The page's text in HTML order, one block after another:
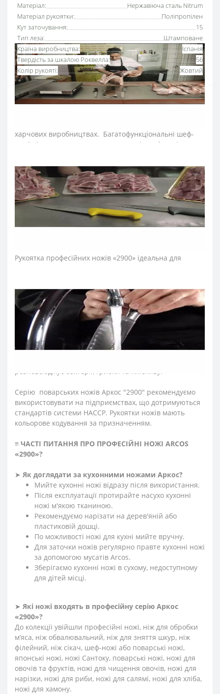
Матеріал:
Нержавіюча сталь Nitrum
Матеріал рукоятки:
Поліпропілен
Кут заточування:
15
Тип леза:
Штамповане
Країна виробництва:
Іспанія
Твердість за шкалою Роквелла:
56
Колір рукояті:
Жовтий
Ніж поварський250 мм Аркос серії «2900» з
харчових виробництвах. Багатофункціональні шеф-
ножі підходять для шаткування овочів та фруктів,
Лезо поварського ножа виготовили з ексклюзивної
нержавіючої сталі NITRUM, що має надвисоку ріжучу
здатність, підвищену твердість та корозостійкість. У
результаті лезо ножа шеф-повара довго не
затуплюється, не ржавіє, тому виріб має довгий термін
служби, забезпечуючи економічну ефективність
Рукоятка професійних ножів «2900» ідеальна для
рукоятки не перевантажує кисть руки впродовж
тривалої роботи. Рукоятку виготовили з
антиковзкого поліпропілену, що стійкий до кислот,
хлору, миючих засобів та високих температур.
Антиковзкий виступ, розміщений на кінці рукоятки
ножа серії «2900», не дозволяє руці повара зісковзнути
та сприяє безпечності його використання. Рукоятка
Серію поварських ножів Аркос "2900" рекомендуємо
використовувати на підприємствах, що дотримуються
стандартів системи HACCP. Рукоятки ножів мають
кольорове кодування за призначенням.
≡ ЧАСТІ ПИТАННЯ ПРО ПРОФЕСІЙНІ НОЖІ ARCOS
«2900»?
➤ Як доглядати за кухонними ножами Аркос?
Мийте кухонні ножі відразу після використання.
Після експлуатації протирайте насухо кухонні
ножі м'якою тканиною.
Рекомендуємо нарізати на дерев'яній або
пластиковій дошці.
По можливості ножі для кухні мийте вручну.
Для заточки ножів регулярно правте кухонні ножі
за допомогою мусатів Arcos.
Зберігаємо кухонні ножі в сухому, недоступному
для дітей місці.
➤ Які ножі входять в професійну серію Аркос
«2900»?
До колекції увійшли професійні ножі, ніж для обробки
м’яса, ніж обвалювальний, ніж для зняття шкур, ніж
філейний, ніж сікач, шеф-ножі або поварські ножі,
японські ножі, ножі Сантоку, поварські ножі, ножі для
овочів та фруктів, ножі для чищення овочів, ножі для
нарізки, ножі для риби, ножі для салямі, ножі для хліба,
ножі для хамону.